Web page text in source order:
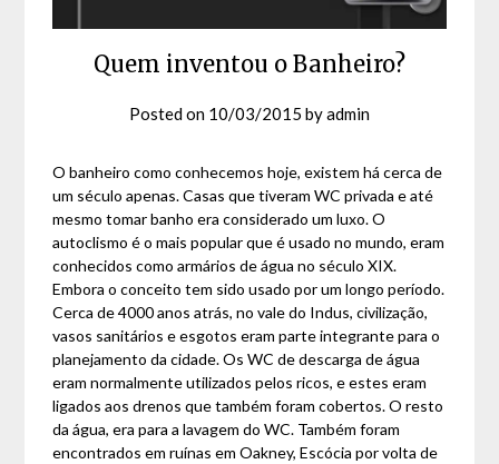
Quem inventou o Banheiro?
Posted on 10/03/2015 byadmin
O banheiro como conhecemos hoje, existem há cerca de
um século apenas. Casas que tiveram WC privada e até
mesmo tomar banho era considerado um luxo. O
autoclismo é o mais popular que é usado no mundo, eram
conhecidos como armários de água no século XIX.
Embora o conceito tem sido usado por um longo período.
Cerca de 4000 anos atrás, no vale do Indus, civilização,
vasos sanitários e esgotos eram parte integrante para o
planejamento da cidade. Os WC de descarga de água
eram normalmente utilizados pelos ricos, e estes eram
ligados aos drenos que também foram cobertos. O resto
da água, era para a lavagem do WC. Também foram
encontrados em ruínas em Oakney, Escócia por volta de